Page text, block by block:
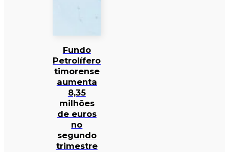
Fundo
Petrolífero
timorense
aumenta
8,35
milhões
de euros
no
segundo
trimestre